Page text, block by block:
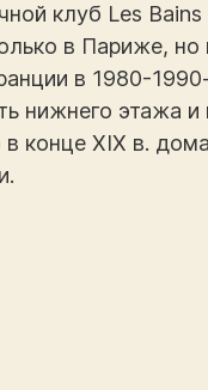
клуб Les
в Париже, но
в 1980-
нижнего этажа и
в конце XIX в.